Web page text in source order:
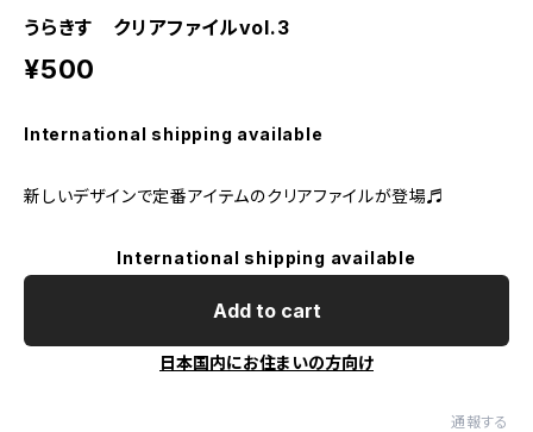
うらきす クリアファイルvol.3
¥500
International shipping available
新しいデザインで定番アイテムのクリアファイルが登場♬
International shipping available
Add to cart
日本国内にお住まいの方向け
通報する